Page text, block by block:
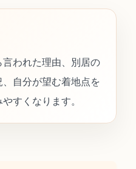
われた理由、別居の
自分が望む着地点を
すくなります。